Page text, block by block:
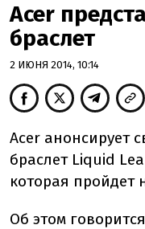
Acer
браслет
2 ИЮНЯ 2014, 10:14
Acer анонсирует
браслет Liquid
которая пройдет
Об этом